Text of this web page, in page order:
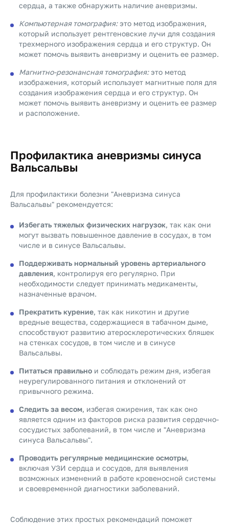
сердца, а также обнаружить наличие аневризмы.
Компьютерная томография:это метод изображения,
который использует рентгеновские лучи для создания
трехмерного изображения сердца и его структур. Он
может помочь выявить аневризму и оценить ее размер.
Магнитно-резонансная томография:это метод
изображения, который использует магнитные поля для
создания изображения сердца и его структур. Он
может помочь выявить аневризму и оценить ее размер
и расположение.
Профилактика аневризмы синуса
Вальсальвы
Для профилактики болезни "Аневризма синуса
Вальсальвы" рекомендуется:
Избегать тяжелых физических нагрузок, так как они
могут вызвать повышенное давление в сосудах, в том
числе и в синусе Вальсальвы.
Поддерживать нормальный уровень артериального
давления, контролируя его регулярно. При
необходимости следует принимать медикаменты,
назначенные врачом.
Прекратить курение, так как никотин и другие
вредные вещества, содержащиеся в табачном дыме,
способствуют развитию атеросклеротических бляшек
на стенках сосудов, в том числе и в синусе
Вальсальвы.
Питаться правильно и соблюдать режим дня, избегая
неурегулированного питания и отклонений от
привычного режима.
Следить за весом, избегая ожирения, так как оно
является одним из факторов риска развития сердечно-
сосудистых заболеваний, в том числе и "Аневризма
синуса Вальсальвы".
Проводить регулярные медицинские осмотры,
включая УЗИ сердца и сосудов, для выявления
возможных изменений в работе кровеносной системы
и своевременной диагностики заболеваний.
Соблюдение этих простых рекомендаций поможет